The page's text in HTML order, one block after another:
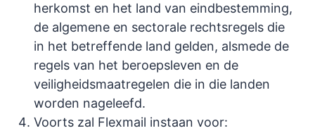
herkomst en het land van eindbestemming,
de algemene en sectorale rechtsregels die
in het betreffende land gelden, alsmede de
regels van het beroepsleven en de
veiligheidsmaatregelen die in die landen
worden nageleefd.
Voorts zal Flexmail instaan voor: